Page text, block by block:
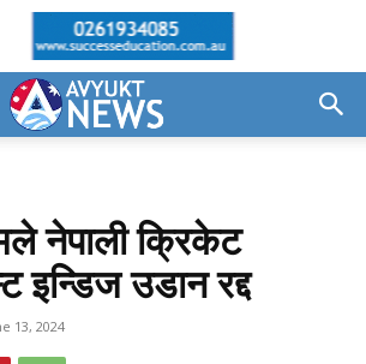
नेपाली क्रिकेट
इन्डिज उडान रद्द
13, 2024